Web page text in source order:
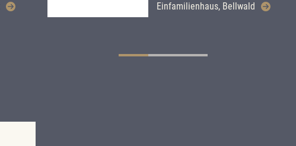
Einfamilienhaus, Bellwald